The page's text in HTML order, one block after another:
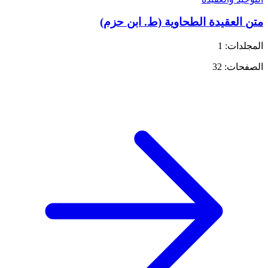
متن العقيدة الطحاوية (ط. ابن حزم)
المجلدات: 1
الصفحات: 32